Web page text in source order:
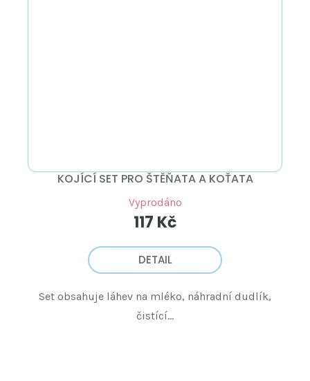
KOJÍCÍ SET PRO ŠTĚŇATA A KOŤATA
Vyprodáno
117 Kč
DETAIL
Set obsahuje láhev na mléko, náhradní dudlík,
čistící...